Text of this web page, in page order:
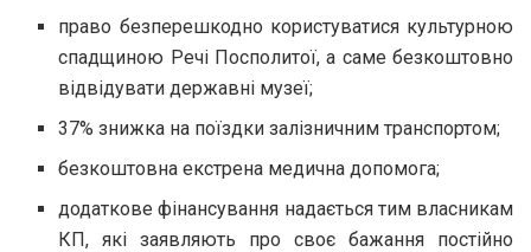
право безперешкодно користуватися культурною
спадщиною Речі Посполитої, а саме безкоштовно
відвідувати державні музеї;
37% знижка на поїздки залізничним транспортом;
безкоштовна екстрена медична допомога;
додаткове фінансування надається тим власникам
КП, які заявляють про своє бажання постійно